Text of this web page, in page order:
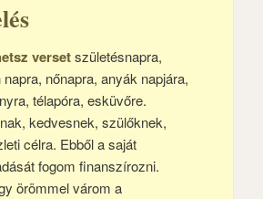
versetszületésnapra,
nőnapra, anyák napjára,
télapóra, esküvőre.
kedvesnek, szülőknek,
célra. Ebből a saját
fogom finanszírozni.
örömmel várom a